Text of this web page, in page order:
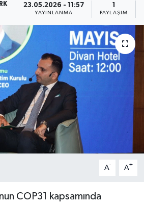
23.05.2026 - 11:57
YAYINLANMA PAYLAŞIM
A- A+
COP31 kapsamında